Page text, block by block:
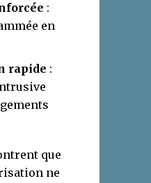
:
en
rapide :
que
ne